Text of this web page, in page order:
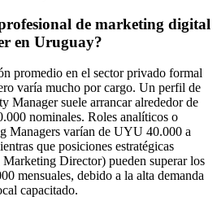
de marketing digital
en Uruguay?
promedio en el sector privado formal
varía mucho por cargo. Un perfil de
Manager suele arrancar alrededor de
nominales. Roles analíticos o
Managers varían de UYU 40.000 a
que posiciones estratégicas
Director) pueden superar los
mensuales, debido a la alta demanda
capacitado.